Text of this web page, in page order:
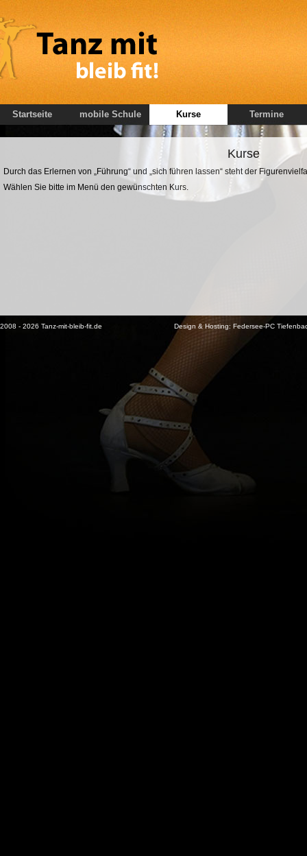
Kurse
Durch das Erlernen von „Führung“ und „sich führen lassen“ steht der
Wählen Sie bitte im Menü den gewünschten Kurs.
- 2026 Tanz-mit-bleib-fit.de Design & Hosting: Federsee-PC
Startseite mobile Schule Kurse Termine